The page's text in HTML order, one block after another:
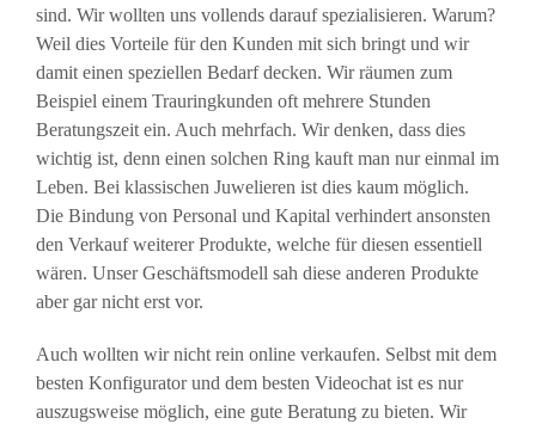
sind. Wir wollten uns vollends darauf spezialisieren. Warum?
Weil dies Vorteile für den Kunden mit sich bringt und wir
damit einen speziellen Bedarf decken. Wir räumen zum
Beispiel einem Trauringkunden oft mehrere Stunden
Beratungszeit ein. Auch mehrfach. Wir denken, dass dies
wichtig ist, denn einen solchen Ring kauft man nur einmal im
Leben. Bei klassischen Juwelieren ist dies kaum möglich.
Die Bindung von Personal und Kapital verhindert ansonsten
den Verkauf weiterer Produkte, welche für diesen essentiell
wären. Unser Geschäftsmodell sah diese anderen Produkte
aber gar nicht erst vor.
Auch wollten wir nicht rein online verkaufen. Selbst mit dem
besten Konfigurator und dem besten Videochat ist es nur
auszugsweise möglich, eine gute Beratung zu bieten. Wir